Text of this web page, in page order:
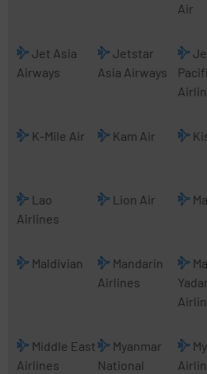
Air
Jet Asia
Airways
Jetstar
Asia Airways
K-Mile Air Kam Air
Lao
Airlines
Lion Air
Maldivian
Mandarin
Airlines
Middle East
Airlines
Myanmar
National